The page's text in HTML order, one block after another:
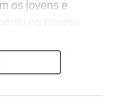
os jovens e
acreditar na